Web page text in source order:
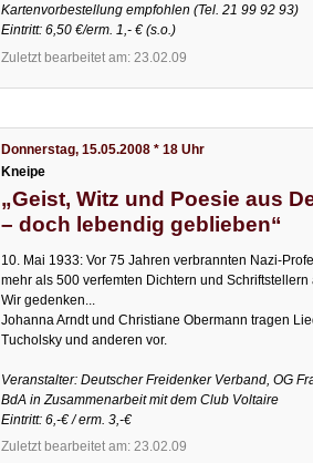
Kartenvorbestellung empfohlen (Tel. 21 99 92 93)
Eintritt: 6,50 €/erm. 1,- € (s.o.)
Zuletzt bearbeitet am: 23.02.09
Donnerstag, 15.05.2008 * 18 Uhr
Kneipe
„Geist, Witz und Poesie aus
– doch lebendig geblieben“
10. Mai 1933: Vor 75 Jahren verbrannten Nazi-
mehr als 500 verfemten Dichtern und
Wir gedenken...
Johanna Arndt und Christiane Obermann tragen
Tucholsky und anderen vor.
Veranstalter: Deutscher Freidenker Verband, OG
BdA in Zusammenarbeit mit dem Club Voltaire
Eintritt: 6,-€ / erm. 3,-€
Zuletzt bearbeitet am: 23.02.09